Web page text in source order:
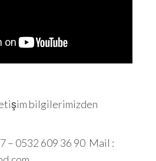
bilgilerimizden
– 0532 609 36 90 Mail :